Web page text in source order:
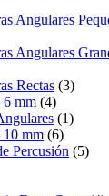
Angulares
Angulares
Rectas (3)
6 mm (4)
(1)
10 mm (6)
Percusión (5)